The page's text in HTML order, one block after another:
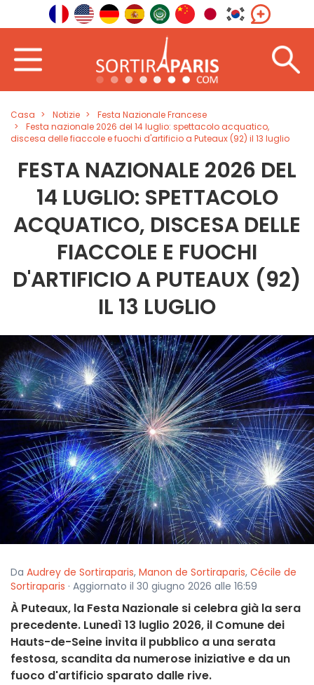
Casa Notizie
Festa Nazionale Francese
Festa nazionale 2026 del 14 luglio: spettacolo acquatico,
discesa delle fiaccole e fuochi d'artificio a Puteaux (92) il 13 luglio
FESTA NAZIONALE 2026 DEL
14 LUGLIO: SPETTACOLO
ACQUATICO, DISCESA DELLE
FIACCOLE E FUOCHI
D'ARTIFICIO A PUTEAUX (92)
IL 13 LUGLIO
Da Audrey de Sortiraparis, Manon de Sortiraparis, Cécile de
Sortiraparis · Aggiornato il 30 giugno 2026 alle 16:59
À Puteaux, la Festa Nazionale si celebra già la sera
precedente. Lunedì 13 luglio 2026, il Comune dei
Hauts-de-Seine invita il pubblico a una serata
festosa, scandita da numerose iniziative e da un
fuoco d'artificio sparato dalle rive.